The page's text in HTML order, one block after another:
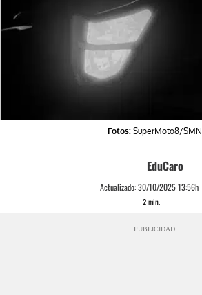
Fotos:SuperMoto8/SMN
EduCaro
Actualizado:30/10/2025 13:56h
2min.
PUBLICIDAD